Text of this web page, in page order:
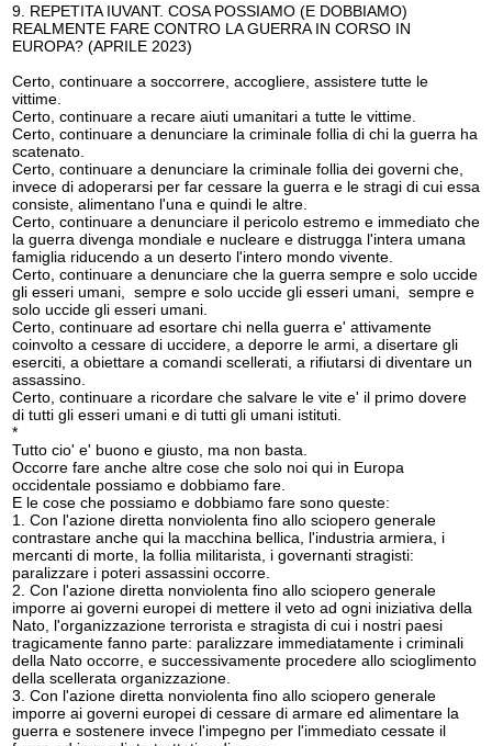
9. REPETITA IUVANT. COSA POSSIAMO (E DOBBIAMO)
REALMENTE FARE CONTRO LA GUERRA IN CORSO IN
EUROPA? (APRILE 2023)
Certo, continuare a soccorrere, accogliere, assistere tutte le
vittime.
Certo, continuare a recare aiuti umanitari a tutte le vittime.
Certo, continuare a denunciare la criminale follia di chi la guerra ha
scatenato.
Certo, continuare a denunciare la criminale follia dei governi che,
invece di adoperarsi per far cessare la guerra e le stragi di cui essa
consiste, alimentano l'una e quindi le altre.
Certo, continuare a denunciare il pericolo estremo e immediato che
la guerra divenga mondiale e nucleare e distrugga l'intera umana
famiglia riducendo a un deserto l'intero mondo vivente.
Certo, continuare a denunciare che la guerra sempre e solo uccide
gli esseri umani, sempre e solo uccide gli esseri umani, sempre e
solo uccide gli esseri umani.
Certo, continuare ad esortare chi nella guerra e' attivamente
coinvolto a cessare di uccidere, a deporre le armi, a disertare gli
eserciti, a obiettare a comandi scellerati, a rifiutarsi di diventare un
assassino.
Certo, continuare a ricordare che salvare le vite e' il primo dovere
di tutti gli esseri umani e di tutti gli umani istituti.
*
Tutto cio' e' buono e giusto, ma non basta.
Occorre fare anche altre cose che solo noi qui in Europa
occidentale possiamo e dobbiamo fare.
E le cose che possiamo e dobbiamo fare sono queste:
1. Con l'azione diretta nonviolenta fino allo sciopero generale
contrastare anche qui la macchina bellica, l'industria armiera, i
mercanti di morte, la follia militarista, i governanti stragisti:
paralizzare i poteri assassini occorre.
2. Con l'azione diretta nonviolenta fino allo sciopero generale
imporre ai governi europei di mettere il veto ad ogni iniziativa della
Nato, l'organizzazione terrorista e stragista di cui i nostri paesi
tragicamente fanno parte: paralizzare immediatamente i criminali
della Nato occorre, e successivamente procedere allo scioglimento
della scellerata organizzazione.
3. Con l'azione diretta nonviolenta fino allo sciopero generale
imporre ai governi europei di cessare di armare ed alimentare la
guerra e sostenere invece l'impegno per l'immediato cessate il